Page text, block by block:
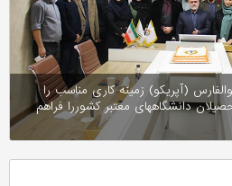
(آپریکو) زمینه کاری مناسب را
دانشگاههای معتبر کشوررا فراهم